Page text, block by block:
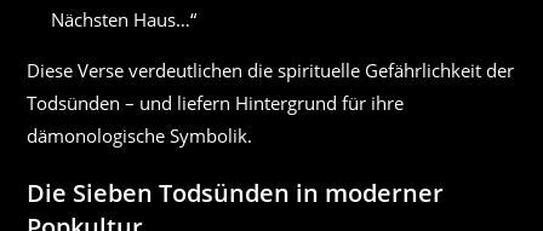
Nächsten Haus…“
Diese Verse verdeutlichen die spirituelle Gefährlichkeit der
Todsünden – und liefern Hintergrund für ihre
dämonologische Symbolik.
Die Sieben Todsünden in moderner